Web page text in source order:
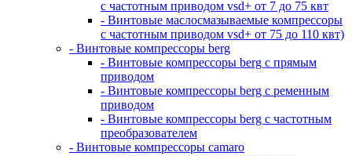
с частотным приводом vsd+ от 7 до 75 квт
- Винтовые маслосмазываемые компрессоры
с частотным приводом vsd+ от 75 до 110 квт)
- Винтовые компрессоры berg
- Винтовые компрессоры berg с прямым
приводом
- Винтовые компрессоры berg с ременным
приводом
- Винтовые компрессоры berg с частотным
преобразователем
- Винтовые компрессоры camaro